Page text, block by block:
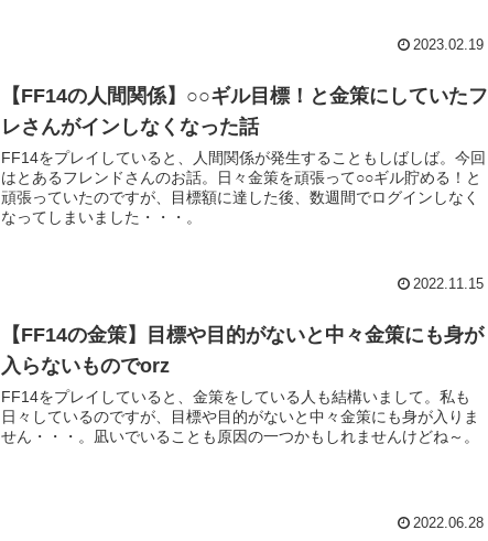
2023.02.19
【FF14の人間関係】○○ギル目標！と金策にしていたフ
レさんがインしなくなった話
FF14をプレイしていると、人間関係が発生することもしばしば。今回
はとあるフレンドさんのお話。日々金策を頑張って○○ギル貯める！と
頑張っていたのですが、目標額に達した後、数週間でログインしなく
なってしまいました・・・。
2022.11.15
【FF14の金策】目標や目的がないと中々金策にも身が
入らないものでorz
FF14をプレイしていると、金策をしている人も結構いまして。私も
日々しているのですが、目標や目的がないと中々金策にも身が入りま
せん・・・。凪いでいることも原因の一つかもしれませんけどね～。
2022.06.28